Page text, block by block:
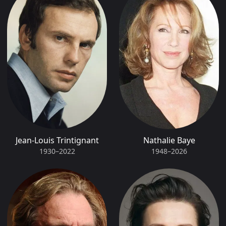
38e cérémonie
2006
Meilleure actrice
31e cérémonie
NOMMÉ
2003
César de la meilleure actrice
28e cérémonie
NOMMÉ
2002
César de la meilleure actrice NOMMÉ
2001
26e cérémonie
1999
César de la meilleure actrice
24e cérémonie
NOMMÉ
Jean-Louis Trintignant
1930–2022
Nathalie Baye
1948–2026